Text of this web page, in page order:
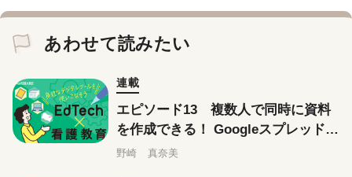
あわせて読みたい
連載
エピソード13 複数人で同時に資料
を作成できる！ Googleスプレッドシ
ート・Googleスライドの使い方② 実
野崎 真奈美